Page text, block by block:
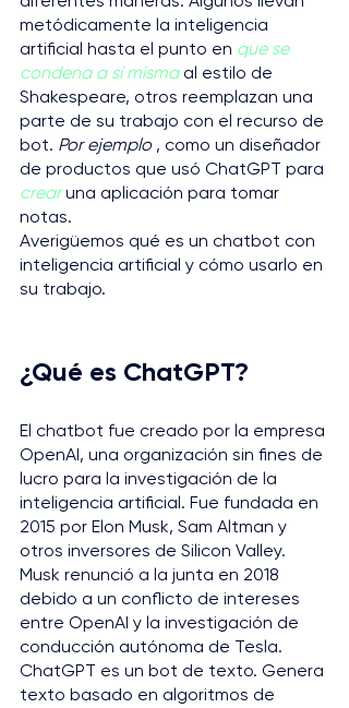
metódicamente la inteligencia
artificial hasta el punto en que se
condena a sí misma al estilo de
Shakespeare, otros reemplazan una
parte de su trabajo con el recurso de
bot. Por ejemplo , como un diseñador
de productos que usó ChatGPT para
crear una aplicación para tomar
notas.
Averigüemos qué es un chatbot con
inteligencia artificial y cómo usarlo en
su trabajo.
¿Qué es ChatGPT?
El chatbot fue creado por la empresa
OpenAI, una organización sin fines de
lucro para la investigación de la
inteligencia artificial. Fue fundada en
2015 por Elon Musk, Sam Altman y
otros inversores de Silicon Valley.
Musk renunció a la junta en 2018
debido a un conflicto de intereses
entre OpenAI y la investigación de
conducción autónoma de Tesla.
ChatGPT es un bot de texto. Genera
texto basado en algoritmos de